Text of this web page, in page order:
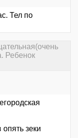
Тел по
Ребенок
опять зеки